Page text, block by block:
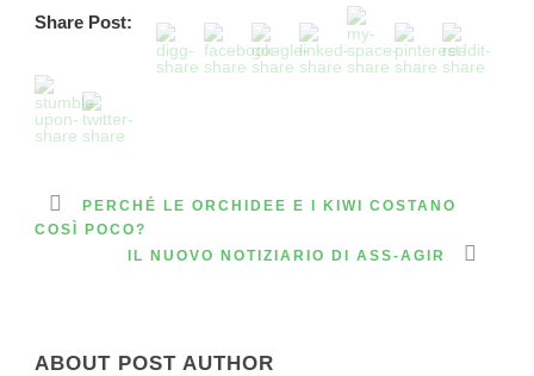
Share Post:
PERCHÉ LE ORCHIDEE E I KIWI COSTANO
COSÌ POCO?
IL NUOVO NOTIZIARIO DI ASS-AGIR
ABOUT POST AUTHOR